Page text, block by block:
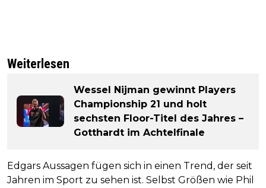
Weiterlesen
Wessel Nijman gewinnt Players
Championship 21 und holt
sechsten Floor-Titel des Jahres –
Gotthardt im Achtelfinale
Edgars Aussagen fügen sich in einen Trend, der seit
Jahren im Sport zu sehen ist. Selbst Größen wie Phil